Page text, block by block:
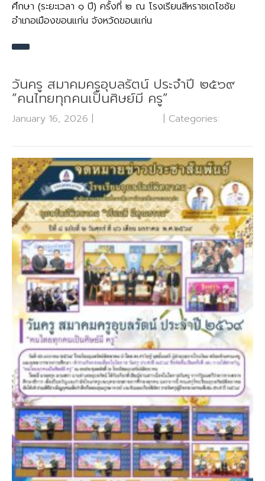
ศึกษา (ระยะเวลา ๑ ปี) ครั้งที่ ๒ ณ โรงเรียนสีหราชเดโชชัย
อำเภอเมืองขอนแก่น จังหวัดขอนแก่น
วันครู สมาคมครูอุบลรัตน์ ประจำปี ๒๕๖๙
“คนไทยทุกคนเป็นศิษย์มี ครู”
January 16, 2026 | | Categories: